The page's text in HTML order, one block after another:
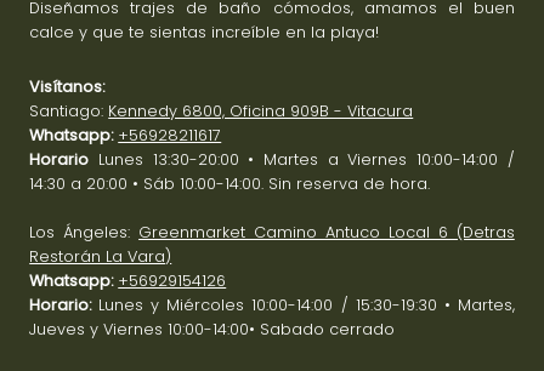
Diseñamos trajes de baño cómodos, amamos el buen
calce y que te sientas increíble en la playa!
Visítanos:
Santiago: Kennedy 6800, Oficina 909B - Vitacura
Whatsapp: +56928211617
Horario Lunes 13:30-20:00 • Martes a Viernes 10:00-14:00 /
14:30 a 20:00 • Sáb 10:00-14:00. Sin reserva de hora.
Los Ángeles: Greenmarket Camino Antuco Local 6 (Detras
Restorán La Vara)
Whatsapp: +56929154126
Horario: Lunes y Miércoles 10:00-14:00 / 15:30-19:30 • Martes,
Jueves y Viernes 10:00-14:00• Sabado cerrado